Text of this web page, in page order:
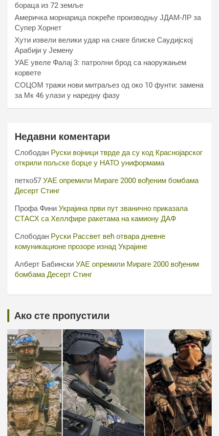
бораца из 72 земље
Америчка морнарица покреће производњу ЈДАМ-ЛР за
Супер Хорнет
Хути извели велики удар на снаге блиске Саудијској
Арабији у Јемену
УАЕ увеле Фалај 3: патролни брод са наоружањем
корвете
СОЦОМ тражи нови митраљез од око 10 фунти: замена
за Мк 46 улази у наредну фазу
Недавни коментари
Слободан Руски војници тврде да су код Краснојарског
открили пољске борце у НАТО униформама
петко57 УАЕ опремили Мираге 2000 вођеним бомбама
Десерт Стинг
Профа Фини Украјина први пут званично приказала
СТАСХ са Хеллфире ракетама на камиону ДАФ
Слободан Руски Рассвет већ отвара дневне
комуникационе прозоре изнад Украјине
Алберт Бабински УАЕ опремили Мираге 2000 вођеним
бомбама Десерт Стинг
Ако сте пропустили